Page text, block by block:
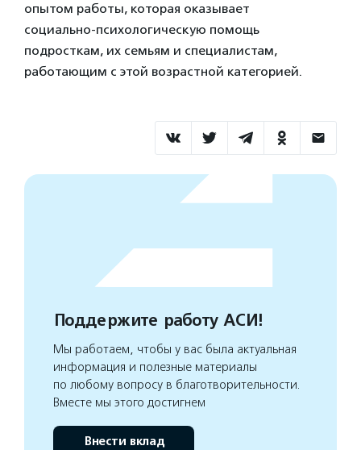
опытом работы, которая оказывает
социально‑психологическую помощь
подросткам, их семьям и специалистам,
работающим с этой возрастной категорией.
Поддержите работу АСИ!
Мы работаем, чтобы у вас была актуальная
информация и полезные материалы
по любому вопросу в благотворительности.
Вместе мы этого достигнем
Внести вклад